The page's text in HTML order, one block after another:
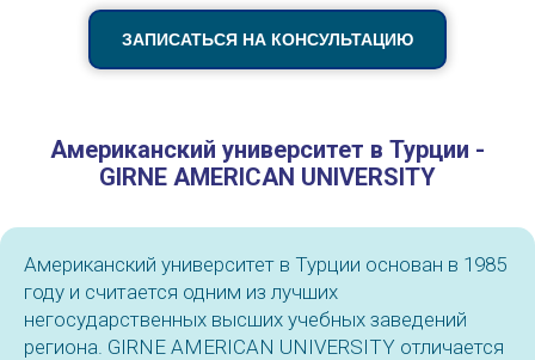
ЗАПИСАТЬСЯ НА КОНСУЛЬТАЦИЮ
Американский университет в Турции -
GIRNE AMERICAN UNIVERSITY
Американский университет в Турции основан в 1985
году и считается одним из лучших
негосударственных высших учебных заведений
региона. GIRNE AMERICAN UNIVERSITY отличается